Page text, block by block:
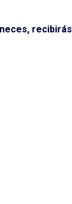
recibirás